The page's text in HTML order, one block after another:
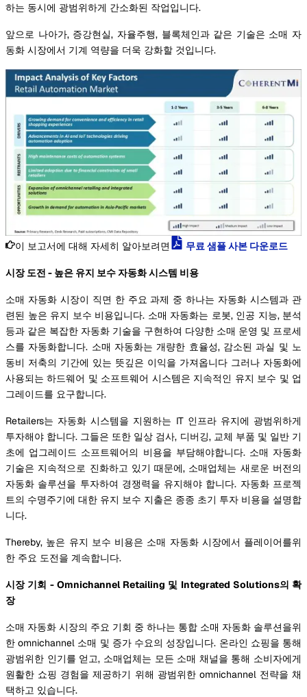
하는 동시에 광범위하게 간소화된 작업입니다.
앞으로 나아가, 증강현실, 자율주행, 블록체인과 같은 기술은 소매 자
동화 시장에서 기계 역량을 더욱 강화할 것입니다.
이 보고서에 대해 자세히 알아보려면 무료 샘플 사본 다운로드
시장 도전 - 높은 유지 보수 자동화 시스템 비용
소매 자동화 시장이 직면 한 주요 과제 중 하나는 자동화 시스템과 관
련된 높은 유지 보수 비용입니다. 소매 자동화는 로봇, 인공 지능, 분석
등과 같은 복잡한 자동화 기술을 구현하여 다양한 소매 운영 및 프로세
스를 자동화합니다. 소매 자동화는 개량한 효율성, 감소된 과실 및 노
동비 저축의 기간에 있는 뜻깊은 이익을 가져옵니다 그러나 자동화에
사용되는 하드웨어 및 소프트웨어 시스템은 지속적인 유지 보수 및 업
그레이드를 요구합니다.
Retailers는 자동화 시스템을 지원하는 IT 인프라 유지에 광범위하게
투자해야 합니다. 그들은 또한 일상 검사, 디버깅, 교체 부품 및 일반 기
초에 업그레이드 소프트웨어의 비용을 부담해야합니다. 소매 자동화
기술은 지속적으로 진화하고 있기 때문에, 소매업체는 새로운 버전의
자동화 솔루션을 투자하여 경쟁력을 유지해야 합니다. 자동화 프로젝
트의 수명주기에 대한 유지 보수 지출은 종종 초기 투자 비용을 설명합
니다.
Thereby, 높은 유지 보수 비용은 소매 자동화 시장에서 플레이어를위
한 주요 도전을 계속합니다.
시장 기회 - Omnichannel Retailing 및 Integrated Solutions의 확
장
소매 자동화 시장의 주요 기회 중 하나는 통합 소매 자동화 솔루션을위
한 omnichannel 소매 및 증가 수요의 성장입니다. 온라인 쇼핑을 통해
광범위한 인기를 얻고, 소매업체는 모든 소매 채널을 통해 소비자에게
원활한 쇼핑 경험을 제공하기 위해 광범위한 omnichannel 전략을 채
택하고 있습니다.